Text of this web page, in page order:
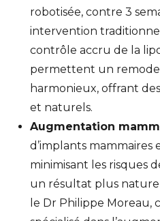
robotisée, contre 3
intervention
contrôle accru de la
permettent un
harmonieux, offrant
et naturels.
Augmentation
d’implants mammaires
minimisant les risques
un résultat plus
le Dr Philippe